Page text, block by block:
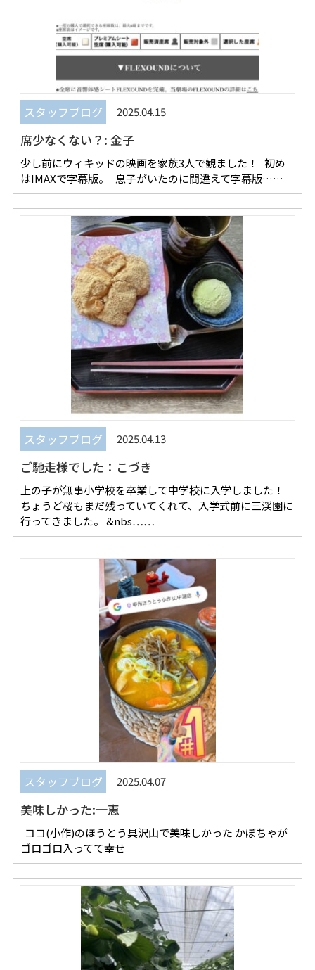
スタッフブログ 2025.04.15
席少なくない？: 金子
少し前にウィキッドの映画を家族3人で観ました！ 初め
はIMAXで字幕版。 息子がいたのに間違えて字幕版……
スタッフブログ 2025.04.13
ご馳走様でした：こづき
上の子が無事小学校を卒業して中学校に入学しました！
ちょうど桜もまだ残っていてくれて、入学式前に三渓園に
行ってきました。 &nbs……
スタッフブログ 2025.04.07
美味しかった:一恵
ココ(小作)のほうとう具沢山で美味しかった かぼちゃが
ゴロゴロ入ってて幸せ